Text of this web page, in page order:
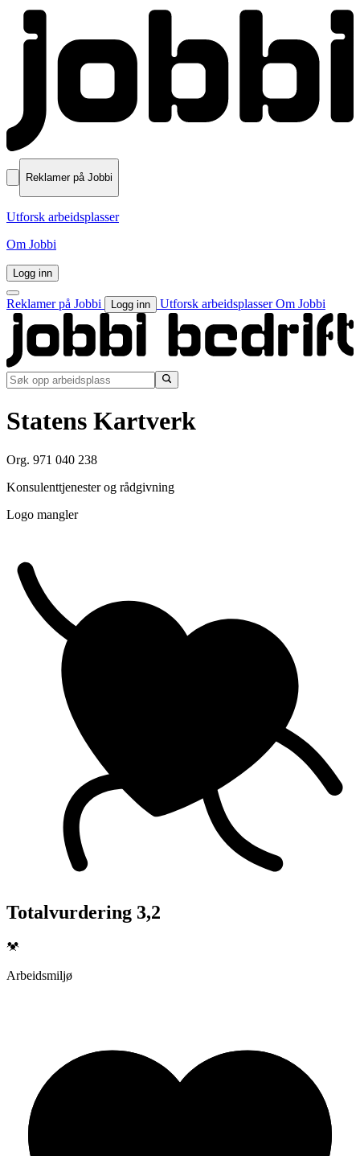
Reklamer på Jobbi
Utforsk arbeidsplasser
Om Jobbi
Logg inn
Reklamer på Jobbi Logg inn Utforsk arbeidsplasserOm Jobbi
Statens Kartverk
Org. 971 040 238
Konsulenttjenester og rådgivning
Logo mangler
Totalvurdering 3,2
Arbeidsmiljø